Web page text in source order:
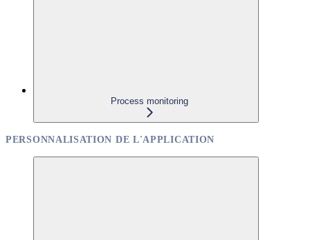
Process monitoring
PERSONNALISATION DE L'APPLICATION